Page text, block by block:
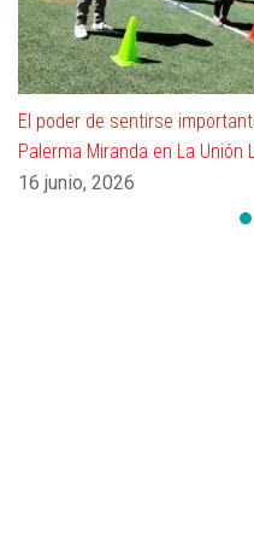
El poder de sentirse
Palerma Miranda en La Unión
16 junio, 2026